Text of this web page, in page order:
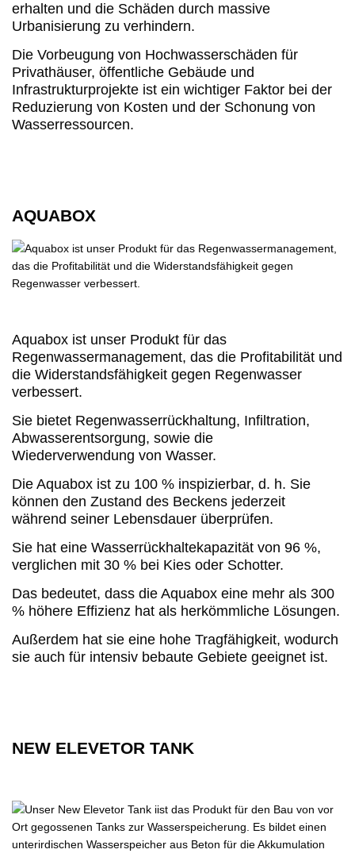
erhalten und die Schäden durch massive
Urbanisierung zu verhindern.
Die Vorbeugung von Hochwasserschäden für
Privathäuser, öffentliche Gebäude und
Infrastrukturprojekte ist ein wichtiger Faktor bei der
Reduzierung von Kosten und der Schonung von
Wasserressourcen.
AQUABOX
Aquabox ist unser Produkt für das
Regenwassermanagement, das die Profitabilität und
die Widerstandsfähigkeit gegen Regenwasser
verbessert.
Sie bietet Regenwasserrückhaltung, Infiltration,
Abwasserentsorgung, sowie die
Wiederverwendung von Wasser.
Die Aquabox ist zu 100 % inspizierbar, d. h. Sie
können den Zustand des Beckens jederzeit
während seiner Lebensdauer überprüfen.
Sie hat eine Wasserrückhaltekapazität von 96 %,
verglichen mit 30 % bei Kies oder Schotter.
Das bedeutet, dass die Aquabox eine mehr als 300
% höhere Effizienz hat als herkömmliche Lösungen.
Außerdem hat sie eine hohe Tragfähigkeit, wodurch
sie auch für intensiv bebaute Gebiete geeignet ist.
NEW ELEVETOR TANK